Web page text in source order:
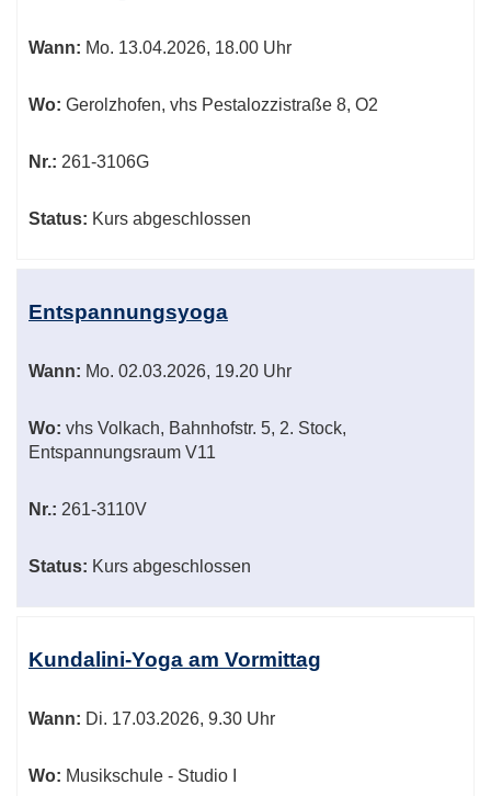
Wann: Mo. 13.04.2026, 18.00 Uhr
Wo: Gerolzhofen, vhs Pestalozzistraße 8, O2
Nr.: 261-3106G
Status: Kurs abgeschlossen
Entspannungsyoga
Wann: Mo. 02.03.2026, 19.20 Uhr
Wo: vhs Volkach, Bahnhofstr. 5, 2. Stock,
Entspannungsraum V11
Nr.: 261-3110V
Status: Kurs abgeschlossen
Kundalini-Yoga am Vormittag
Wann: Di. 17.03.2026, 9.30 Uhr
Wo: Musikschule - Studio I